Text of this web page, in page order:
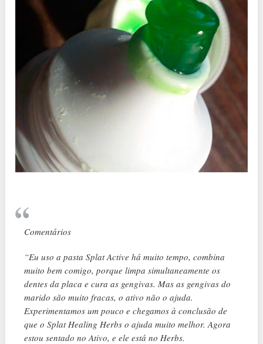
Comentários
“Eu uso a pasta Splat Active há muito tempo, combina
muito bem comigo, porque limpa simultaneamente os
dentes da placa e cura as gengivas. Mas as gengivas do
marido são muito fracas, o ativo não o ajuda.
Experimentamos um pouco e chegamos à conclusão de
que o Splat Healing Herbs o ajuda muito melhor. Agora
estou sentado no Ativo, e ele está no Herbs.